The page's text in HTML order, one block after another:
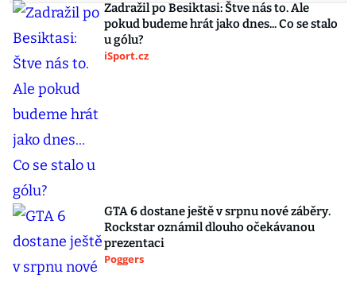
Zadražil po Besiktasi: Štve nás to. Ale
pokud budeme hrát jako dnes... Co se stalo
u gólu?
iSport.cz
GTA 6 dostane ještě v srpnu nové záběry.
Rockstar oznámil dlouho očekávanou
prezentaci
Poggers